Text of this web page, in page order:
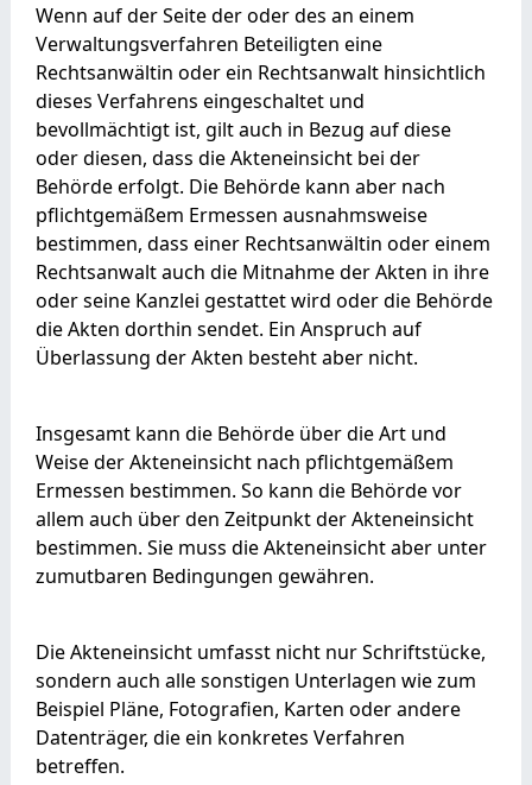
Wenn auf der Seite der oder des an einem
Verwaltungsverfahren Beteiligten eine
Rechtsanwältin oder ein Rechtsanwalt hinsichtlich
dieses Verfahrens eingeschaltet und
bevollmächtigt ist, gilt auch in Bezug auf diese
oder diesen, dass die Akteneinsicht bei der
Behörde erfolgt. Die Behörde kann aber nach
pflichtgemäßem Ermessen ausnahmsweise
bestimmen, dass einer Rechtsanwältin oder einem
Rechtsanwalt auch die Mitnahme der Akten in ihre
oder seine Kanzlei gestattet wird oder die Behörde
die Akten dorthin sendet. Ein Anspruch auf
Überlassung der Akten besteht aber nicht.
Insgesamt kann die Behörde über die Art und
Weise der Akteneinsicht nach pflichtgemäßem
Ermessen bestimmen. So kann die Behörde vor
allem auch über den Zeitpunkt der Akteneinsicht
bestimmen. Sie muss die Akteneinsicht aber unter
zumutbaren Bedingungen gewähren.
Die Akteneinsicht umfasst nicht nur Schriftstücke,
sondern auch alle sonstigen Unterlagen wie zum
Beispiel Pläne, Fotografien, Karten oder andere
Datenträger, die ein konkretes Verfahren
betreffen.